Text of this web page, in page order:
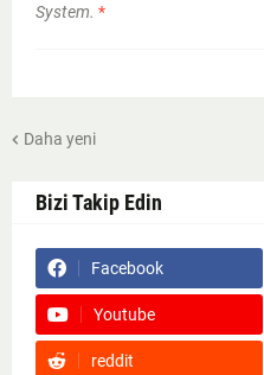
System. *
Daha yeni
Bizi Takip Edin
Facebook
Youtube
reddit